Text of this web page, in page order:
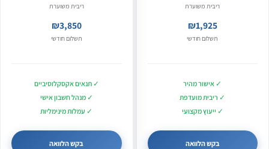
ריבית משוערת
₪1,925
תשלום חודשי
✓ אישור מהיר
✓ ריבית מועדפת
✓ ייעוץ מקצועי
בקש הלוואה
ריבית משוערת
₪3,850
תשלום חודשי
✓ תנאים אקסקלוסיביים
✓ מנהל חשבון אישי
✓ עמלות מינימליות
בקש הלוואה